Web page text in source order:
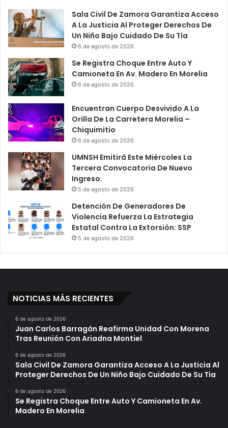
Sala Civil De Zamora Garantiza Acceso
A La Justicia Al Proteger Derechos De
Un Niño Bajo Cuidado De Su Tía
6 de agosto de 2026
Se Registra Choque Entre Auto Y
Camioneta En Av. Madero En Morelia
6 de agosto de 2026
Encuentran Cuerpo Desvivido A La
Orilla De La Carretera Morelia –
Chiquimitio
6 de agosto de 2026
UMNSH Emitirá Este Miércoles La
Tercera Convocatoria De Nuevo
Ingreso.
5 de agosto de 2026
Detención De Generadores De
Violencia Refuerza La Estrategia
Estatal Contra La Extorsión: SSP
5 de agosto de 2026
NOTICIAS MÁS RECIENTES
6 de agosto de 2026
Juan Carlos Barragán Reafirma Unidad Con Morena
Tras Reunión Con Ariadna Montiel
6 de agosto de 2026
Sala Civil De Zamora Garantiza Acceso A La Justicia Al
Proteger Derechos De Un Niño Bajo Cuidado De Su Tía
6 de agosto de 2026
Se Registra Choque Entre Auto Y Camioneta En Av.
Madero En Morelia